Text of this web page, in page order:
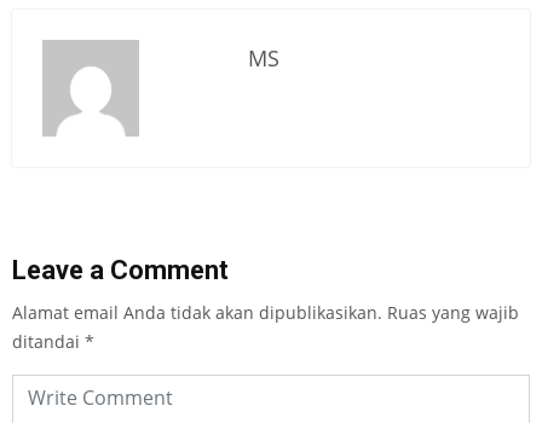
MS
Leave a Comment
Alamat email Anda tidak akan dipublikasikan. Ruas yang wajib
ditandai *